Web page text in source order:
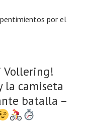
por el
Vollering!
la camiseta
batalla –